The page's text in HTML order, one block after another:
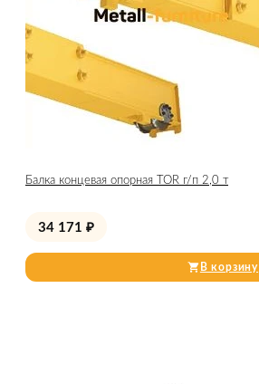
Балка концевая опорная TOR г/п 2,0 т
34 171 ₽
В корзину